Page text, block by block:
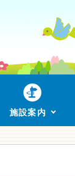
施設案内